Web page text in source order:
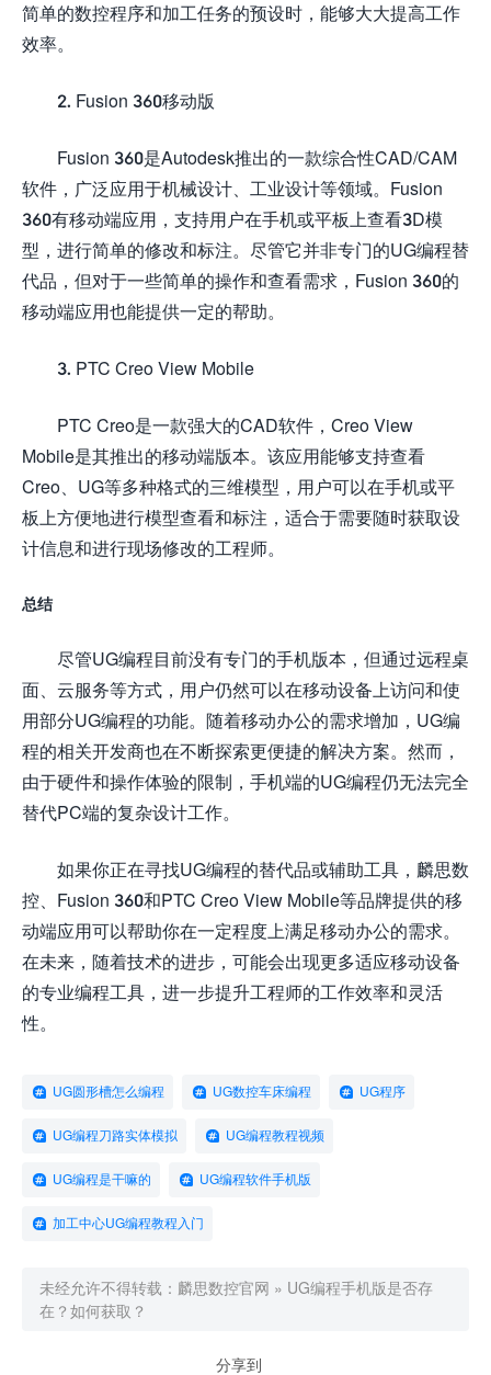
简单的数控程序和加工任务的预设时，能够大大提高工作
效率。
2. Fusion 360移动版
Fusion 360是Autodesk推出的一款综合性CAD/CAM
软件，广泛应用于机械设计、工业设计等领域。Fusion
360有移动端应用，支持用户在手机或平板上查看3D模
型，进行简单的修改和标注。尽管它并非专门的UG编程替
代品，但对于一些简单的操作和查看需求，Fusion 360的
移动端应用也能提供一定的帮助。
3. PTC Creo View Mobile
PTC Creo是一款强大的CAD软件，Creo View
Mobile是其推出的移动端版本。该应用能够支持查看
Creo、UG等多种格式的三维模型，用户可以在手机或平
板上方便地进行模型查看和标注，适合于需要随时获取设
计信息和进行现场修改的工程师。
总结
尽管UG编程目前没有专门的手机版本，但通过远程桌
面、云服务等方式，用户仍然可以在移动设备上访问和使
用部分UG编程的功能。随着移动办公的需求增加，UG编
程的相关开发商也在不断探索更便捷的解决方案。然而，
由于硬件和操作体验的限制，手机端的UG编程仍无法完全
替代PC端的复杂设计工作。
如果你正在寻找UG编程的替代品或辅助工具，麟思数
控、Fusion 360和PTC Creo View Mobile等品牌提供的移
动端应用可以帮助你在一定程度上满足移动办公的需求。
在未来，随着技术的进步，可能会出现更多适应移动设备
的专业编程工具，进一步提升工程师的工作效率和灵活
性。
UG圆形槽怎么编程 UG数控车床编程 UG程序
UG编程刀路实体模拟 UG编程教程视频
UG编程是干嘛的 UG编程软件手机版
加工中心UG编程教程入门
未经允许不得转载： 麟思数控官网 » UG编程手机版是否存
在？如何获取？
分享到